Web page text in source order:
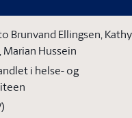
Brunvand Ellingsen,
Marian Hussein
i helse- og